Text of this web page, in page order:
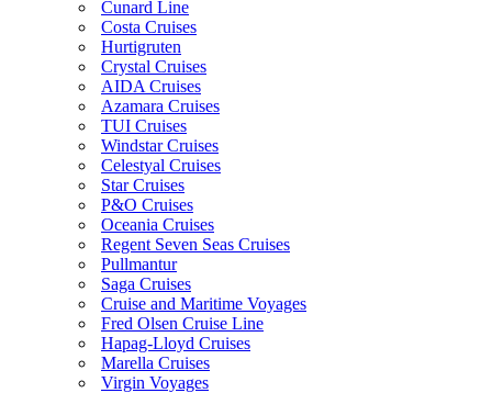
Cunard Line
Costa Cruises
Hurtigruten
Crystal Cruises
AIDA Cruises
Azamara Cruises
TUI Cruises
Windstar Cruises
Celestyal Cruises
Star Cruises
P&O Cruises
Oceania Cruises
Regent Seven Seas Cruises
Pullmantur
Saga Cruises
Cruise and Maritime Voyages
Fred Olsen Cruise Line
Hapag-Lloyd Cruises
Marella Cruises
Virgin Voyages